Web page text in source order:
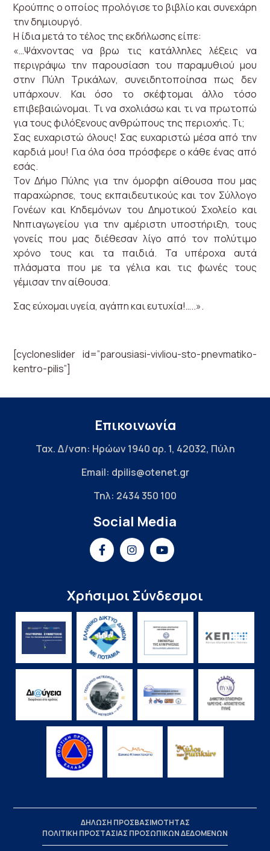
Κρούπης ο οποίος προλόγισε το βιβλίο και συνεχάρη
την δημιουργό.
Η ίδια μετά το τέλος της εκδήλωσης είπε:
«…Ψάχνοντας να βρω τις κατάλληλες λέξεις να
περιγράψω την παρουσίαση του παραμυθιού μου
στην Πύλη Τρικάλων, συνειδητοποίησα πως δεν
υπάρχουν. Και όσο το σκέφτομαι άλλο τόσο
επιβεβαιώνομαι. Τι να σχολιάσω και τι να πρωτοπώ
για τους φιλόξενους ανθρώπους της περιοχής. Τι;
Σας ευχαριστώ όλους! Σας ευχαριστώ μέσα από την
καρδιά μου! Για όλα όσα πρόσφερε ο κάθε ένας από
εσάς.
Τον Δήμο Πύλης για την όμορφη αίθουσα που μας
παραχώρησε, τους εκπαιδευτικούς και τον Σύλλογο
Γονέων και Κηδεμόνων του Δημοτικού Σχολείο και
Νηπιαγωγείου για την αμέριστη υποστήριξη, τους
γονείς που μας διέθεσαν λίγο από τον πολύτιμο
χρόνο τους και τα παιδιά. Τα υπέροχα αυτά
πλάσματα που με τα γέλια και τις φωνές τους
γέμισαν την αίθουσα.
Σας εύχομαι υγεία, αγάπη και ευτυχία!…..».
[cycloneslider id=”parousiasi-vivliou-sto-pnevmatiko-
kentro-pilis”]
Επικοινωνία
Ταχ. Δ/νση: Ηρώων 1940 αρ. 1, 42032, Πύλη
Email: dpilis@otenet.gr
Τηλ: 2434 350 100
Social Media
Χρήσιμοι Σύνδεσμοι
ΔΗΛΩΣΗ ΠΡΟΣΒΑΣΙΜΟΤΗΤΑΣ
ΠΟΛΙΤΙΚΗ ΠΡΟΣΤΑΣΙΑΣ ΠΡΟΣΩΠΙΚΩΝ ΔΕΔΟΜΕΝΩΝ